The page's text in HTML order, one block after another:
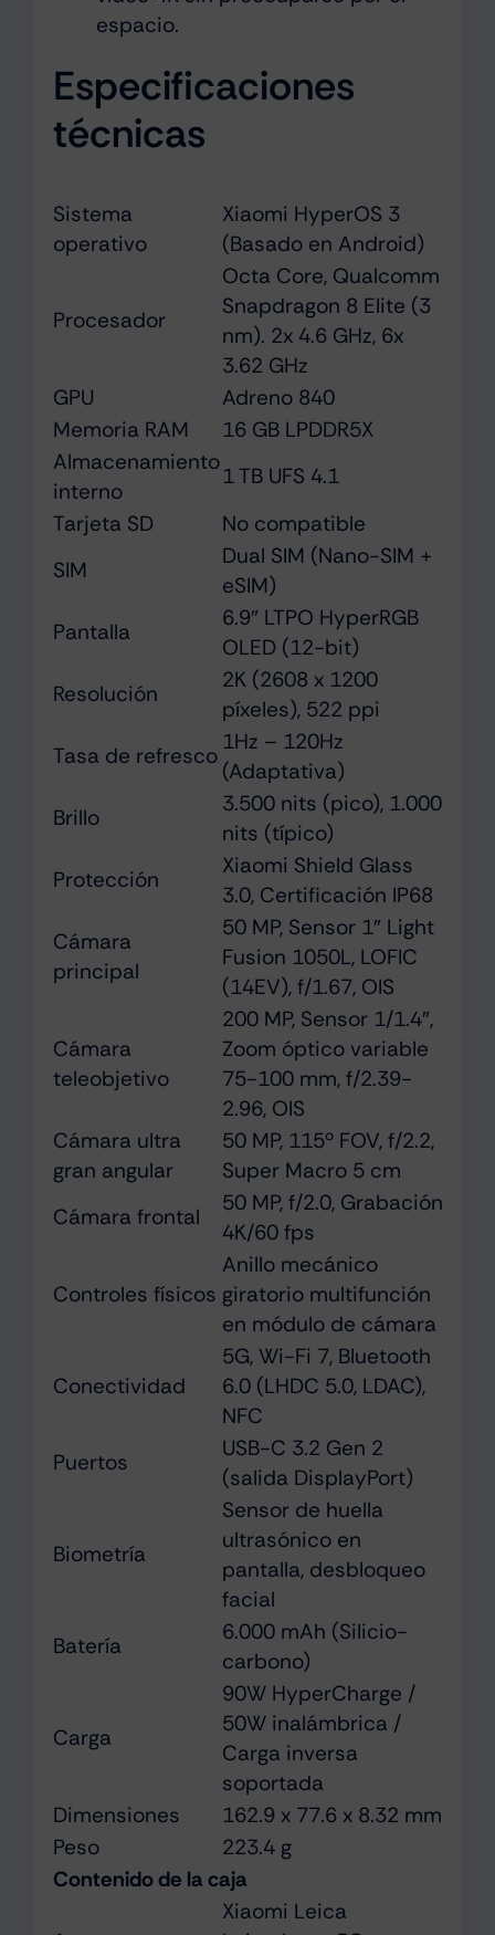
espacio.
Especificaciones
técnicas
Sistema
operativo
Xiaomi HyperOS 3
(Basado en Android)
Procesador
Octa Core, Qualcomm
Snapdragon 8 Elite (3
nm). 2x 4.6 GHz, 6x
3.62 GHz
GPU
Adreno 840
Memoria RAM
16 GB LPDDR5X
Almacenamiento
interno
1 TB UFS 4.1
Tarjeta SD
No compatible
SIM
Dual SIM (Nano-SIM +
eSIM)
Pantalla
6.9″ LTPO HyperRGB
OLED (12-bit)
Resolución
2K (2608 x 1200
píxeles), 522 ppi
Tasa de refresco
1Hz – 120Hz
(Adaptativa)
Brillo
3.500 nits (pico), 1.000
nits (típico)
Protección
Xiaomi Shield Glass
3.0, Certificación IP68
Cámara
principal
50 MP, Sensor 1″ Light
Fusion 1050L, LOFIC
(14EV), f/1.67, OIS
Cámara
teleobjetivo
200 MP, Sensor 1/1.4″,
Zoom óptico variable
75-100 mm, f/2.39-
2.96, OIS
Cámara ultra
gran angular
50 MP, 115º FOV, f/2.2,
Super Macro 5 cm
Cámara frontal
50 MP, f/2.0, Grabación
4K/60 fps
Controles físicos
Anillo mecánico
giratorio multifunción
en módulo de cámara
Conectividad
5G, Wi-Fi 7, Bluetooth
6.0 (LHDC 5.0, LDAC),
NFC
Puertos
USB-C 3.2 Gen 2
(salida DisplayPort)
Biometría
Sensor de huella
ultrasónico en
pantalla, desbloqueo
facial
Batería
6.000 mAh (Silicio-
carbono)
Carga
90W HyperCharge /
50W inalámbrica /
Carga inversa
soportada
Dimensiones
162.9 x 77.6 x 8.32 mm
Peso
223.4 g
Contenido de la caja
Xiaomi Leica